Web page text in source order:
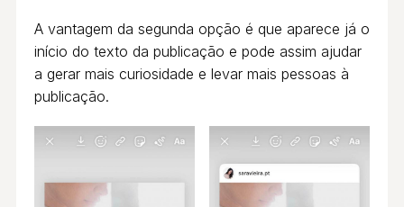
A vantagem da segunda opção é que aparece já o
início do texto da publicação e pode assim ajudar
a gerar mais curiosidade e levar mais pessoas à
publicação.